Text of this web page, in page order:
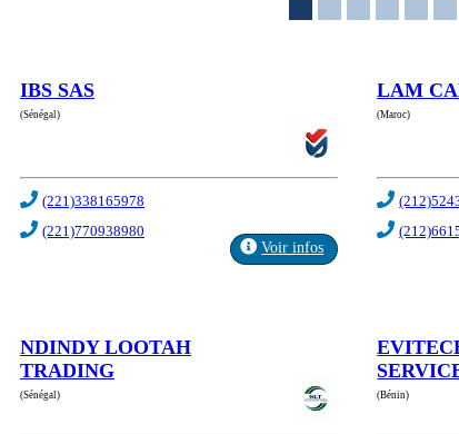
IBS SAS
(Sénégal)
(221)338165978
(221)770938980
Voir infos
LAM
(Maroc)
NDINDY LOOTAH
TRADING
(Sénégal) (Bénin)